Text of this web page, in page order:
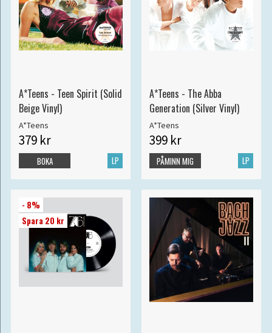
A*Teens - Teen Spirit (Solid
Beige Vinyl)
A*Teens
379 kr
LP
BOKA
A*Teens - The Abba
Generation (Silver Vinyl)
A*Teens
399 kr
LP
PÅMINN MIG
- 8%
Spara 20 kr